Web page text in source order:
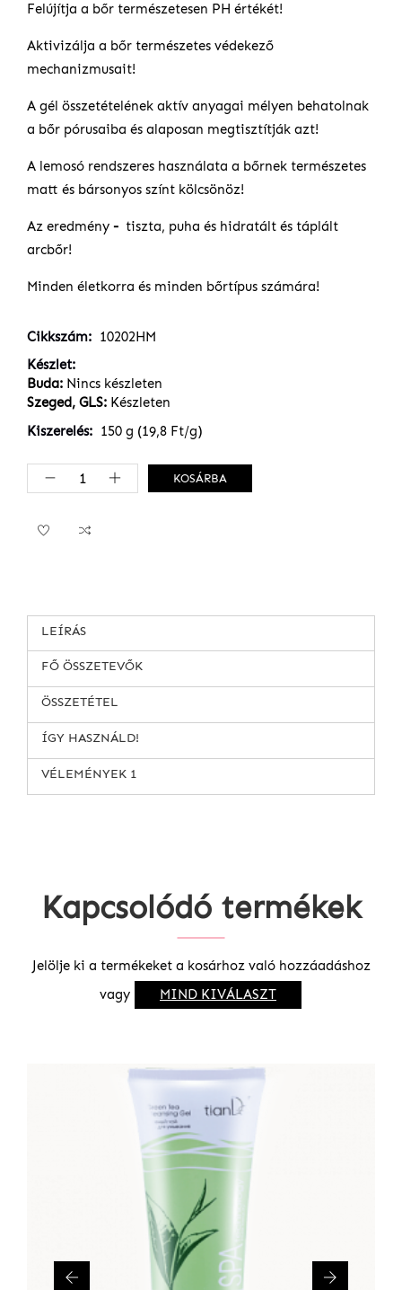
Felújítja a bőr természetesen PH értékét!
Aktivizálja a bőr természetes védekező
mechanizmusait!
A gél összetételének aktív anyagai mélyen behatolnak
a bőr pórusaiba és alaposan megtisztítják azt!
A lemosó rendszeres használata a bőrnek természetes
matt és bársonyos színt kölcsönöz!
Az eredmény - tiszta, puha és hidratált és táplált
arcbőr!
Minden életkorra és minden bőrtípus számára!
Cikkszám
10202HM
Készlet
Buda: Nincs készleten
Szeged, GLS: Készleten
Kiszerelés
150 g (19,8 Ft/g)
KOSÁRBA
LEÍRÁS
FŐ ÖSSZETEVŐK
ÖSSZETÉTEL
ÍGY HASZNÁLD!
VÉLEMÉNYEK 1
Kapcsolódó termékek
Jelölje ki a termékeket a kosárhoz való hozzáadáshoz
vagy
MIND KIVÁLASZT